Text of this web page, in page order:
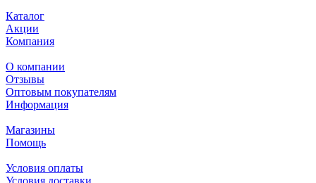
Каталог
Акции
Компания
О компании
Отзывы
Оптовым покупателям
Информация
Магазины
Помощь
Условия оплаты